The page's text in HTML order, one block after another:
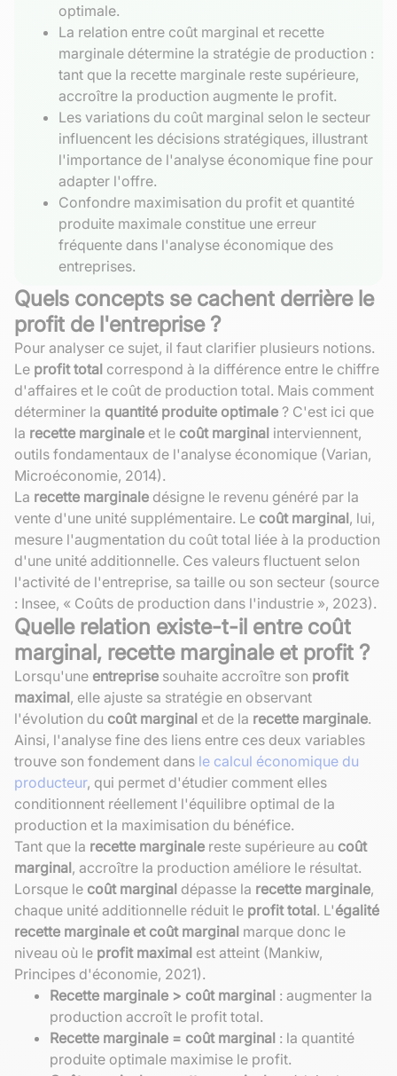
optimale.
La relation entre coût marginal et recette
marginale détermine la stratégie de production :
tant que la recette marginale reste supérieure,
accroître la production augmente le profit.
Les variations du coût marginal selon le secteur
influencent les décisions stratégiques, illustrant
l'importance de l'analyse économique fine pour
adapter l'offre.
Confondre maximisation du profit et quantité
produite maximale constitue une erreur
fréquente dans l'analyse économique des
entreprises.
Quels concepts se cachent derrière le
profit de l'entreprise ?
Pour analyser ce sujet, il faut clarifier plusieurs notions.
Le profit total correspond à la différence entre le chiffre
d'affaires et le coût de production total. Mais comment
déterminer la quantité produite optimale ? C'est ici que
la recette marginale et le coût marginal interviennent,
outils fondamentaux de l'analyse économique (Varian,
Microéconomie, 2014).
La recette marginale désigne le revenu généré par la
vente d'une unité supplémentaire. Le coût marginal, lui,
mesure l'augmentation du coût total liée à la production
d'une unité additionnelle. Ces valeurs fluctuent selon
l'activité de l'entreprise, sa taille ou son secteur (source
: Insee, « Coûts de production dans l'industrie », 2023).
Quelle relation existe-t-il entre coût
marginal, recette marginale et profit ?
Lorsqu'une entreprise souhaite accroître son profit
maximal, elle ajuste sa stratégie en observant
l'évolution du coût marginal et de la recette marginale.
Ainsi, l'analyse fine des liens entre ces deux variables
trouve son fondement dans le calcul économique du
producteur, qui permet d'étudier comment elles
conditionnent réellement l'équilibre optimal de la
production et la maximisation du bénéfice.
Tant que la recette marginale reste supérieure au coût
marginal, accroître la production améliore le résultat.
Lorsque le coût marginal dépasse la recette marginale,
chaque unité additionnelle réduit le profit total. L'égalité
recette marginale et coût marginal marque donc le
niveau où le profit maximal est atteint (Mankiw,
Principes d'économie, 2021).
Recette marginale > coût marginal : augmenter la
production accroît le profit total.
Recette marginale = coût marginal : la quantité
produite optimale maximise le profit.